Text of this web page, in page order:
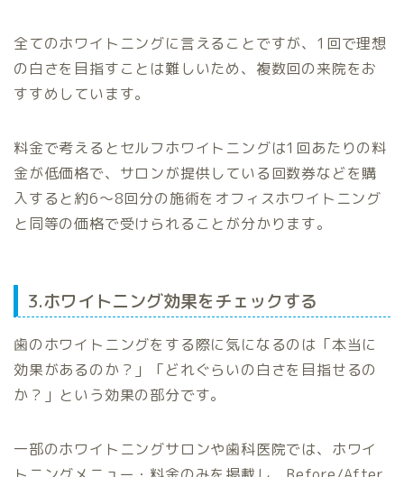
全てのホワイトニングに言えることですが、1回で理想
の白さを目指すことは難しいため、複数回の来院をお
すすめしています。
料金で考えるとセルフホワイトニングは1回あたりの料
金が低価格で、サロンが提供している回数券などを購
入すると約6〜8回分の施術をオフィスホワイトニング
と同等の価格で受けられることが分かります。
3.ホワイトニング効果をチェックする
歯のホワイトニングをする際に気になるのは「本当に
効果があるのか？」「どれぐらいの白さを目指せるの
か？」という効果の部分です。
一部のホワイトニングサロンや歯科医院では、ホワイ